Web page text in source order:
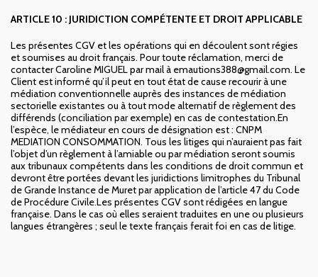
ARTICLE 10 : JURIDICTION COMPÉTENTE ET DROITAPPLICABLE
Les présentes CGV et les opérations qui en découlent sont régies
et soumises au droit français. Pour toute réclamation, merci de
contacter Caroline MIGUEL par mail à emautions388@gmail.com. Le
Client est informé qu’il peut en tout état de cause recourir à une
médiation conventionnelle auprès des instances de médiation
sectorielle existantes ou à tout mode alternatif de règlement des
différends (conciliation par exemple) en cas de contestation.En
l’espèce, le médiateur en cours de désignation est : CNPM
MEDIATION CONSOMMATION. Tous les litiges qui n’auraient pas fait
l’objet d’un règlement à l’amiable ou par médiation seront soumis
aux tribunaux compétents dans les conditions de droit commun et
devront être portées devant les juridictions limitrophes du Tribunal
de Grande Instance de Muret par application de l’article 47 du Code
de Procédure Civile.Les présentes CGV sont rédigées en langue
française. Dans le cas où elles seraient traduites en une ou plusieurs
langues étrangères ; seul le texte français ferait foi en cas de litige.